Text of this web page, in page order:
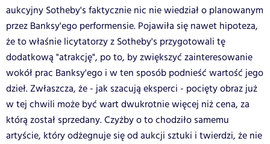
aukcyjny Sotheby's faktycznie nic nie wiedział o planowanym
przez Banksy'ego performensie. Pojawiła się nawet hipoteza,
że to właśnie licytatorzy z Sotheby's przygotowali tę
dodatkową "atrakcję", po to, by zwiększyć zainteresowanie
wokół prac Banksy'ego i w ten sposób podnieść wartość jego
dzieł. Zwłaszcza, że - jak szacują eksperci - pocięty obraz już
w tej chwili może być wart dwukrotnie więcej niż cena, za
którą został sprzedany. Czyżby o to chodziło samemu
artyście, który odżegnuje się od aukcji sztuki i twierdzi, że nie